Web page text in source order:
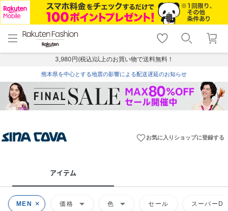
menu home
トップ
shopping_cart lock_outline
ログイン
3,980円(税込)以上のお買い物で送料無料！
熊本県を中心とする地震の影響による配送遅延のお知らせ
favorite_borderお気に入りショップに登録する
アイテム
MEN 価格 arrow_drop_down 色 arrow_drop_down セール スーパー